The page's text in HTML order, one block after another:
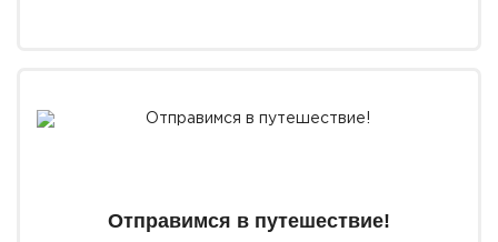
Отправимся в путешествие!